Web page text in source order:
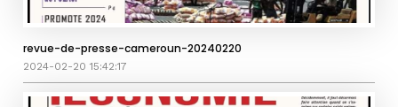
revue-de-presse-cameroun-20240220
2024-02-20 15:42:17